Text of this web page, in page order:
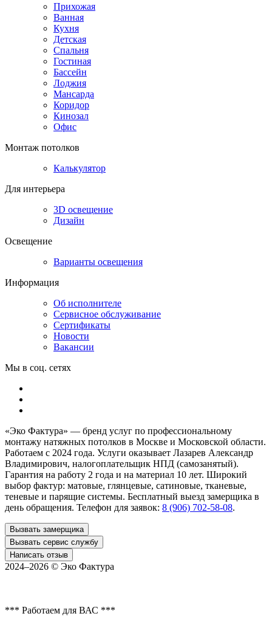
Прихожая
Ванная
Кухня
Детская
Спальня
Гостиная
Бассейн
Лоджия
Мансарда
Коридор
Кинозал
Офис
Монтаж потолков
Калькулятор
Для интерьера
3D освещение
Дизайн
Освещение
Варианты освещения
Информация
Об исполнителе
Сервисное обслуживание
Сертификаты
Новости
Вакансии
Мы в соц. сетях
«Эко Фактура» — бренд услуг по профессиональному
монтажу натяжных потолков в Москве и Московской области.
Работаем с 2024 года. Услуги оказывает Лазарев Александр
Владимирович, налогоплательщик НПД (самозанятый).
Гарантия на работу 2 года и на материал 10 лет. Широкий
выбор фактур: матовые, глянцевые, сатиновые, тканевые,
теневые и парящие системы. Бесплатный выезд замерщика в
день обращения. Телефон для заявок: 8 (906) 702-58-08.
Вызвать замерщика
Вызвать сервис службу
Написать отзыв
2024–2026 © Эко Фактура
*** Работаем для ВАС ***